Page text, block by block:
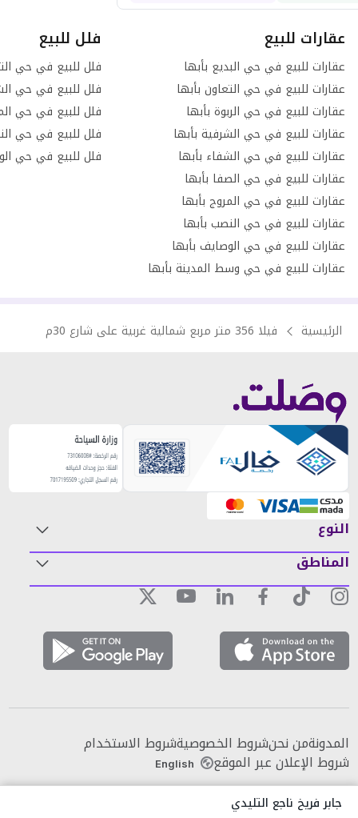
عقارات للبيع
عقارات للبيع في حي البديع بأبها
عقارات للبيع في حي التعاون بأبها
عقارات للبيع في حي الربوة بأبها
عقارات للبيع في حي الشرفية بأبها
عقارات للبيع في حي الشفاء بأبها
عقارات للبيع في حي الصفا بأبها
عقارات للبيع في حي المروج بأبها
عقارات للبيع في حي النصب بأبها
عقارات للبيع في حي الوصايف بأبها
عقارات للبيع في حي وسط المدينة بأبها
فلل للبيع
فلل للبيع في حي
فلل للبيع في حي
فلل للبيع في حي
فلل للبيع في حي
فلل للبيع في حي
الرئيسية فيلا 356 متر مربع شمالية غربية على شارع 30م
النوع
المناطق
المدونةمن نحنشروط الخصوصيةشروط الاستخدام
شروط الإعلان عبر الموقع English
جابر فريخ ناجع التليدي